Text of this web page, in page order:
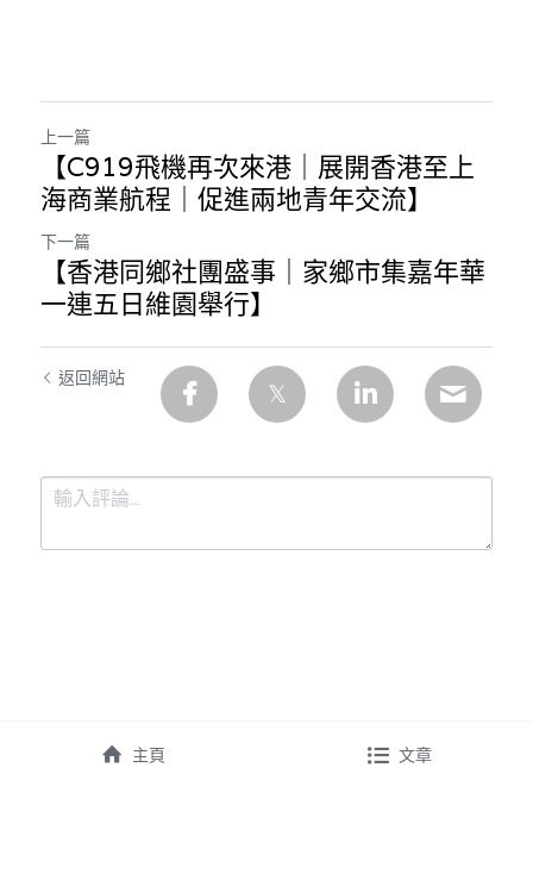
上一篇
【C919飛機再次來港｜展開香港至上
海商業航程｜促進兩地青年交流】
下一篇
【香港同鄉社團盛事｜家鄉市集嘉年華
一連五日維園舉行】
返回網站
主頁 文章